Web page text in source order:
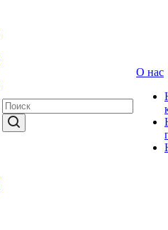
О нас